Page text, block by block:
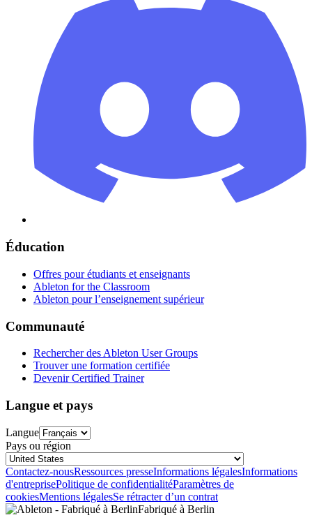
Éducation
Offres pour étudiants et enseignants
Ableton for the Classroom
Ableton pour l’enseignement supérieur
Communauté
Rechercher des Ableton User Groups
Trouver une formation certifiée
Devenir Certified Trainer
Langue et pays
Langue
Pays ou région
Contactez-nousRessources presseInformations légalesInformations
d'entreprisePolitique de confidentialitéParamètres de
cookiesMentions légalesSe rétracter d’un contrat
Fabriqué à Berlin